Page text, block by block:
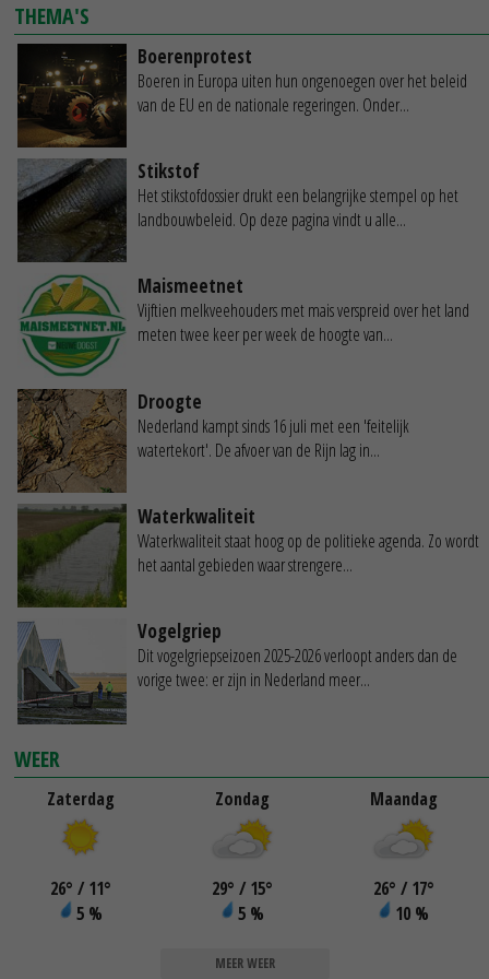
THEMA'S
Boerenprotest
Boeren in Europa uiten hun ongenoegen over het beleid
van de EU en de nationale regeringen. Onder...
Stikstof
Het stikstofdossier drukt een belangrijke stempel op het
landbouwbeleid. Op deze pagina vindt u alle...
Maismeetnet
Vijftien melkveehouders met mais verspreid over het land
meten twee keer per week de hoogte van...
Droogte
Nederland kampt sinds 16 juli met een 'feitelijk
watertekort'. De afvoer van de Rijn lag in...
Waterkwaliteit
Waterkwaliteit staat hoog op de politieke agenda. Zo wordt
het aantal gebieden waar strengere...
Vogelgriep
Dit vogelgriepseizoen 2025-2026 verloopt anders dan de
vorige twee: er zijn in Nederland meer...
WEER
Zaterdag
26° / 11°
5 %
Zondag
29° / 15°
5 %
Maandag
26° / 17°
10 %
MEER WEER